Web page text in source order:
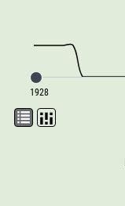
1928